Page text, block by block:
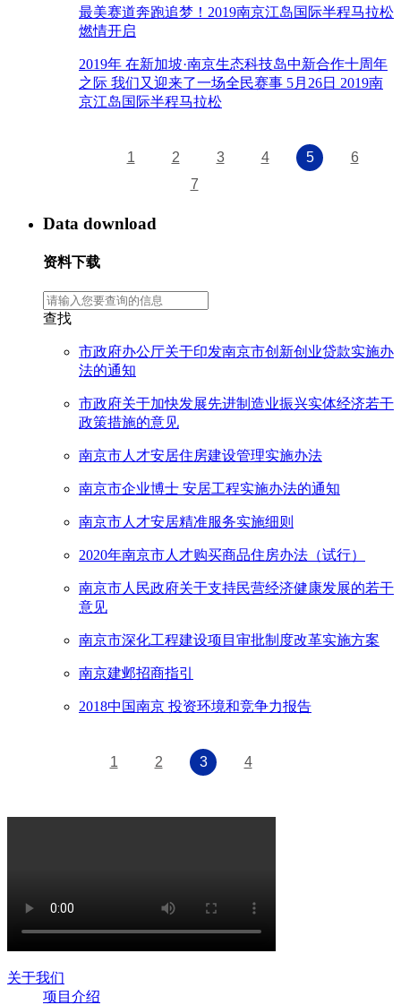
最美赛道奔跑追梦！2019南京江岛国际半程马拉松
燃情开启
2019年 在新加坡·南京生态科技岛中新合作十周年
之际 我们又迎来了一场全民赛事 5月26日 2019南
京江岛国际半程马拉松
1 2 3 4 5
6
7
Data download
资料下载
查找
市政府办公厅关于印发南京市创新创业贷款实施办
法的通知
市政府关于加快发展先进制造业振兴实体经济若干
政策措施的意见
南京市人才安居住房建设管理实施办法
南京市企业博士 安居工程实施办法的通知
南京市人才安居精准服务实施细则
2020年南京市人才购买商品住房办法（试行）
南京市人民政府关于支持民营经济健康发展的若干
意见
南京市深化工程建设项目审批制度改革实施方案
南京建邺招商指引
2018中国南京 投资环境和竞争力报告
1 2 3 4
关于我们
项目介绍